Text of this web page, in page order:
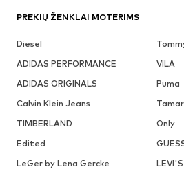
PREKIŲ ŽENKLAI MOTERIMS
Diesel
ADIDAS PERFORMANCE
VILA
ADIDAS ORIGINALS
Puma
Calvin Klein Jeans
TIMBERLAND
Only
Edited
LeGer by Lena Gercke
LEVI'S